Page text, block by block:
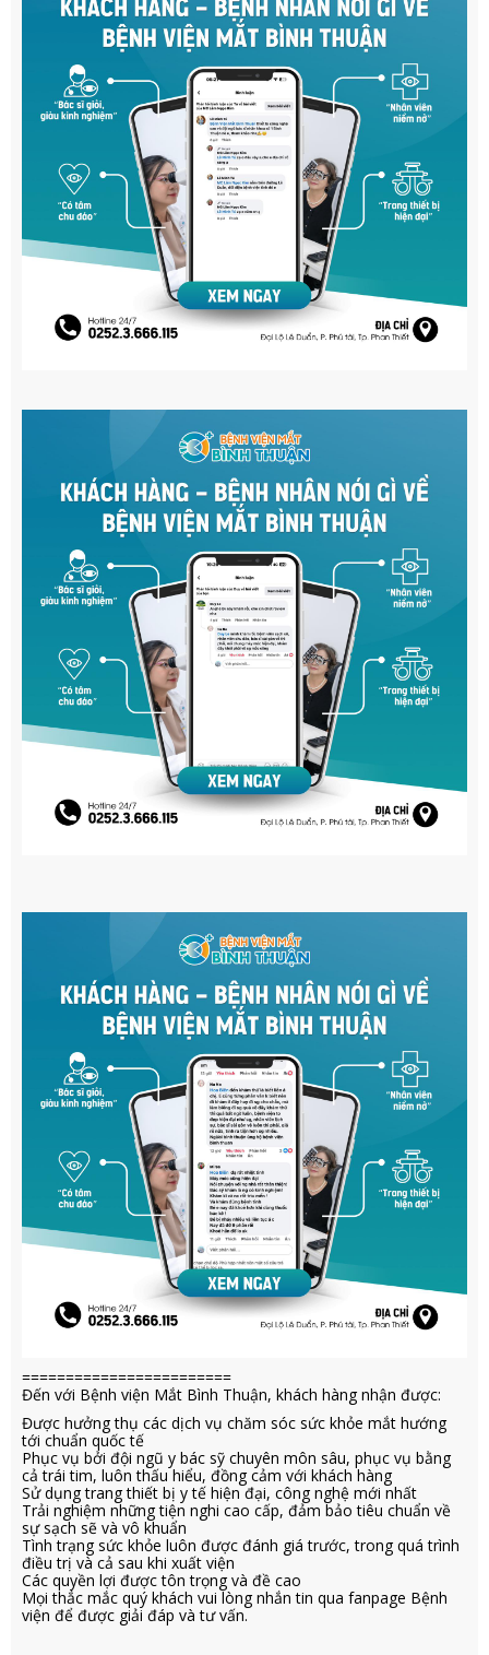
========================
Đến với Bệnh viện Mắt Bình Thuận, khách hàng nhận được:
Được hưởng thụ các dịch vụ chăm sóc sức khỏe mắt hướng
tới chuẩn quốc tế
Phục vụ bởi đội ngũ y bác sỹ chuyên môn sâu, phục vụ bằng
cả trái tim, luôn thấu hiểu, đồng cảm với khách hàng
Sử dụng trang thiết bị y tế hiện đại, công nghệ mới nhất
Trải nghiệm những tiện nghi cao cấp, đảm bảo tiêu chuẩn về
sự sạch sẽ và vô khuẩn
Tình trạng sức khỏe luôn được đánh giá trước, trong quá trình
điều trị và cả sau khi xuất viện
Các quyền lợi được tôn trọng và đề cao
Mọi thắc mắc quý khách vui lòng nhắn tin qua fanpage Bệnh
viện để được giải đáp và tư vấn.